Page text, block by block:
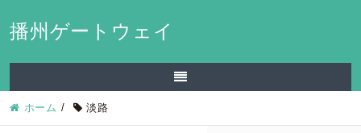
播州ゲートウェイ
ホーム / 淡路